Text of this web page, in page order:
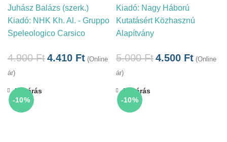
Juhász Balázs (szerk.)
Kiadó: NHK Kh. Al. - Gruppo
Speleologico Carsico
4.900Ft4.410 Ft (Online
ár)
Kiadó: Nagy Háború
Kutatásért Közhasznú
Alapítvány
5.000Ft4.500 Ft (Online
ár)
-10%
Bezárás
-10%
Bezárás